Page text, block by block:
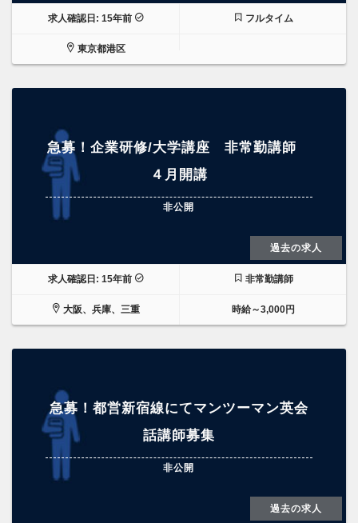
求人確認日: 15年前 フルタイム
東京都港区
急募！企業研修/大学講座 非常勤講師
４月開講
非公開
過去の求人
求人確認日: 15年前 非常勤講師
大阪、兵庫、三重 時給～3,000円
急募！都営新宿線にてマンツーマン英会
話講師募集
非公開
過去の求人